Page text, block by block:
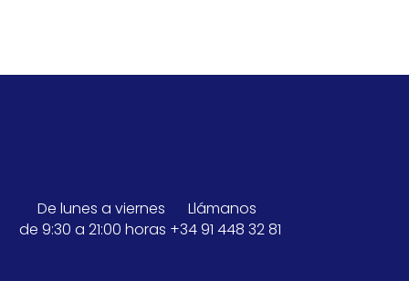
De lunes a viernes
de 9:30 a 21:00 horas
Llámanos
+34 91 448 32 81